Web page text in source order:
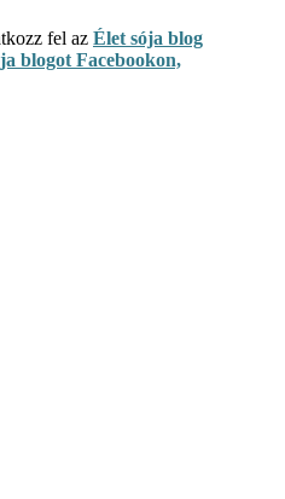
fel az Élet sója blog
blogot Facebookon,